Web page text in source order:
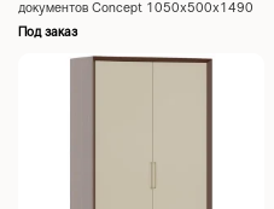
документов Concept 1050x500x1490
Под заказ